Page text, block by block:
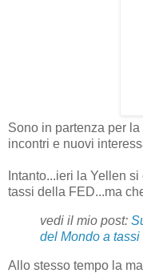
Sono in partenza per
incontri e nuovi
Intanto...ieri la Yellen
tassi della FED...ma
vedi il mio post:
del Mondo a tassi
Allo stesso tempo la